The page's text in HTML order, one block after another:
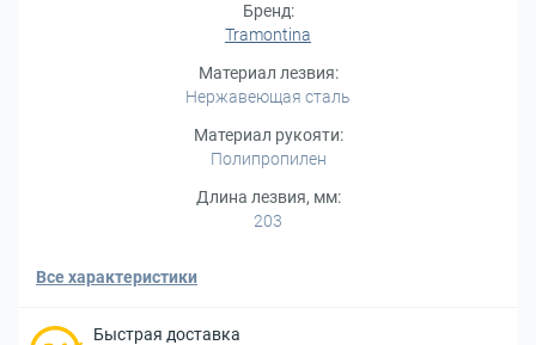
Бренд:
Tramontina
Материал лезвия:
Нержавеющая сталь
Материал рукояти:
Полипропилен
Длина лезвия, мм:
203
Все характеристики
Быстрая доставка